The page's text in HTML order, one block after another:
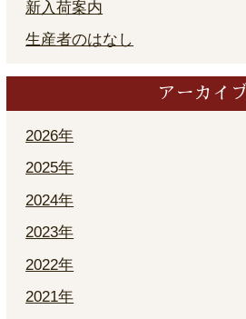
新入荷案内
生産者のはなし
アーカイブ
2026年
2025年
2024年
2023年
2022年
2021年